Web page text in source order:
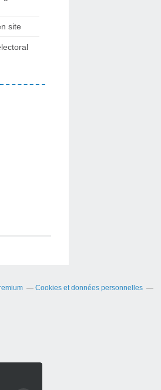
site
Cookies et données personnelles